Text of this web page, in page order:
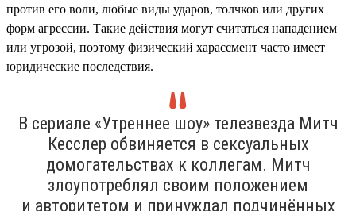
против его воли, любые виды ударов, толчков или других
форм агрессии. Такие действия могут считаться нападением
или угрозой, поэтому физический харассмент часто имеет
юридические последствия.
В сериале «Утреннее шоу» телезвезда Митч
Кесслер обвиняется в сексуальных
домогательствах к коллегам. Митч
злоупотреблял своим положением
и авторитетом и принуждал подчинённых